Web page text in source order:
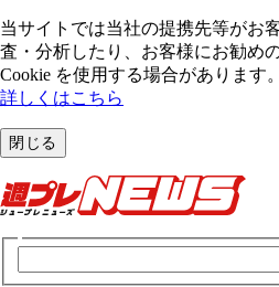
当サイトでは当社の提携先等がお
査・分析したり、お客様にお勧め
Cookie を使⽤する場合があります。
詳しくはこちら
閉じる